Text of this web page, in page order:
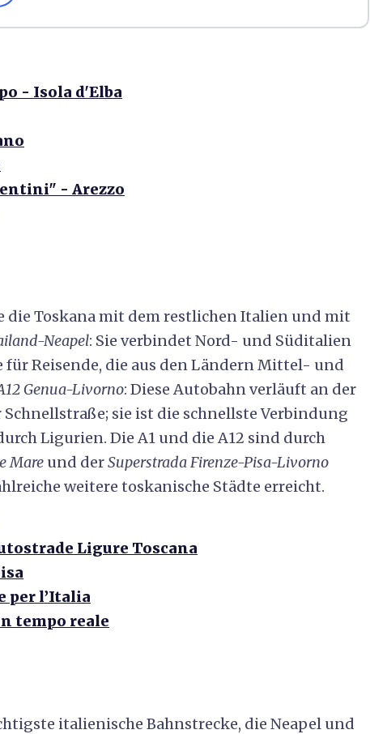
- Isola d'Elba
- Arezzo
die Toskana mit dem restlichen Italien und mit
Neapel: Sie verbindet Nord- und Süditalien
für Reisende, die aus den Ländern Mittel- und
Genua-Livorno: Diese Autobahn verläuft an der
sie ist die schnellste Verbindung
Ligurien. Die A1 und die A12 sind durch
Mare und derSuperstrada Firenze-Pisa-Livorno
weitere toskanische Städte erreicht.
Ligure Toscana
per l’Italia
tempo reale
italienische Bahnstrecke, die Neapel und